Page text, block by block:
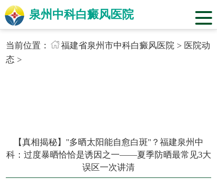
泉州中科白癜风医院
当前位置： 福建省泉州市中科白癜风医院> 医院动
态 >
【真相揭秘】"多晒太阳能自愈白斑"？福建泉州中
科：过度暴晒恰恰是诱因之一——夏季防晒最常见3大
误区一次讲清